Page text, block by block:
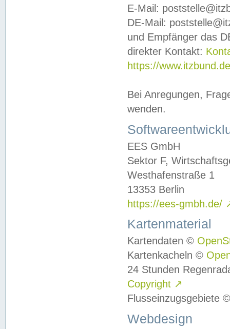
E-Mail:
DE-Mail:
und Empfänger das
direkter Kontakt:
https://
Bei Anregungen,
wenden.
EES GmbH
Sektor F,
Westhafenstraße 1
13353 Berlin
https://ees-gmbh.de/
Kartenmaterial
Kartendaten ©
Kartenkacheln ©
24 Stunden
Copyright ↗
Flusseinzugsgebiete
Webdesign